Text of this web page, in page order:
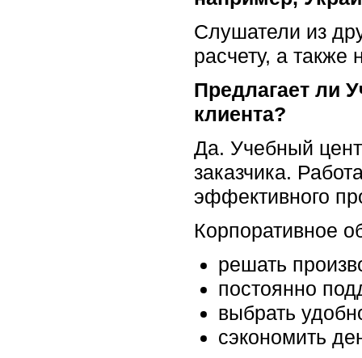
Слушатели из
расчету, а
Предлагает ли
клиента?
Да. Учебный
заказчика.
эффективного
Корпоративное
решать
постоянно
выбрать
сэкономить